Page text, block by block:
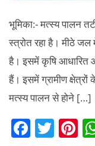
भूमिका:- मत्स्य पालन
स्त्रोत रहा है। मीठे जल
है। इसमें कृषि आधारित
हैं। इसमें ग्रामीण
मत्स्य पालन से होने […]
F T Pi